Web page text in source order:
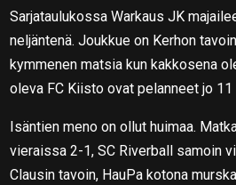
Sarjataulukossa Warkaus JK
neljäntenä. Joukkue on Kerhon
kymmenen matsia kun kakkosena
oleva FC Kiisto ovat pelanneet jo 11
Isäntien meno on ollut huimaa.
vieraissa 2-1, SC Riverball samoin
Clausin tavoin, HauPa kotona